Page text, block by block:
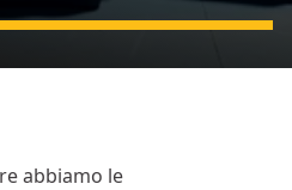
abbiamo le